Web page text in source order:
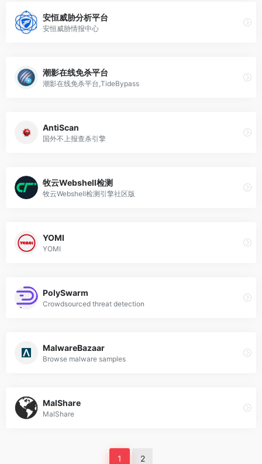
安恒威胁分析平台
安恒威胁情报中心
潮影在线免杀平台
潮影在线免杀平台,TideBypass
AntiScan
国外不上报查杀引擎
牧云Webshell检测
牧云Webshell检测引擎社区版
YOMI
YOMI
PolySwarm
Crowdsourced threat detection
MalwareBazaar
Browse malware samples
MalShare
MalShare
1 2